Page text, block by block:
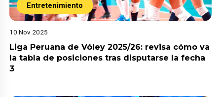
Entretenimiento
10 Nov 2025
Liga Peruana de Vóley 2025/26: revisa cómo va
la tabla de posiciones tras disputarse la fecha
3